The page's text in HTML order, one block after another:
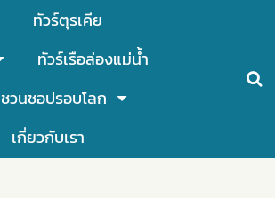
ทัวร์ตุรเคีย
ทัวร์เรือล่องแม่น้ำ
ชวนชอปรอบโลก
เกี่ยวกับเรา